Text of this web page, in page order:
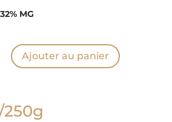
MG
Ajouter au panier
250g